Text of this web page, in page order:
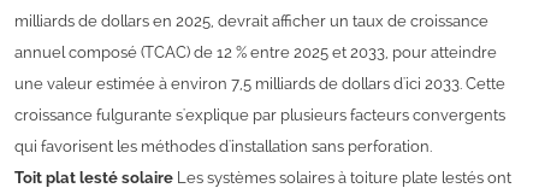
milliards de dollars en 2025, devrait afficher un taux de croissance
annuel composé (TCAC) de 12 % entre 2025 et 2033, pour atteindre
une valeur estimée à environ 7,5 milliards de dollars d'ici 2033. Cette
croissance fulgurante s'explique par plusieurs facteurs convergents
qui favorisent les méthodes d'installation sans perforation.
Toit plat lesté solaire Les systèmes solaires à toiture plate lestés ont